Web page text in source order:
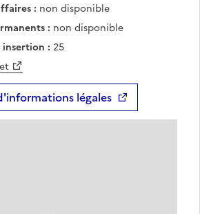
: non disponible
: non disponible
insertion : 25
légales